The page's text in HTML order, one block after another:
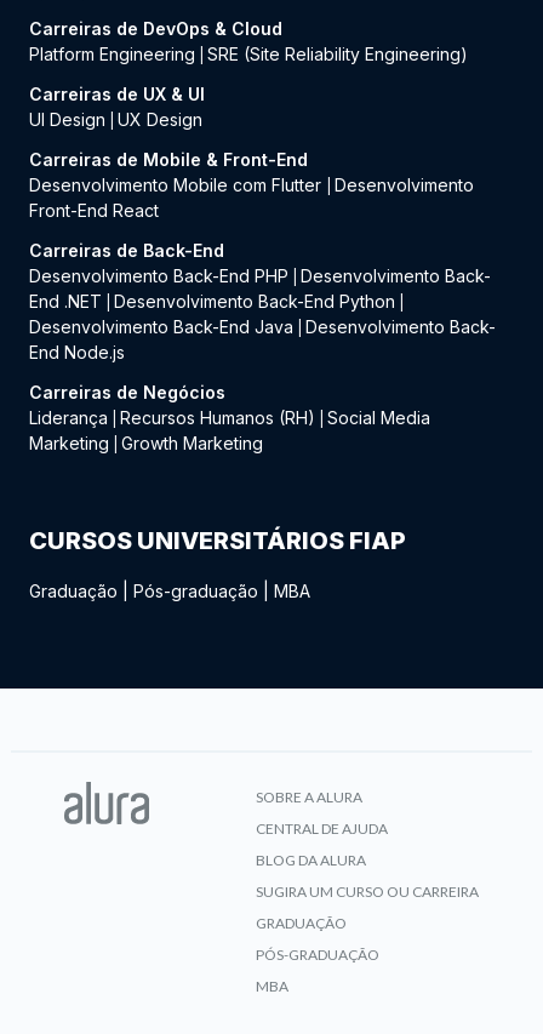
Carreiras de DevOps & Cloud
Platform Engineering
SRE (Site Reliability Engineering)
Carreiras de UX & UI
UI Design
UX Design
Carreiras de Mobile & Front-End
Desenvolvimento Mobile com Flutter
Desenvolvimento
Front-End React
Carreiras de Back-End
Desenvolvimento Back-End PHP
Desenvolvimento Back-
End .NET
Desenvolvimento Back-End Python
Desenvolvimento Back-End Java
Desenvolvimento Back-
End Node.js
Carreiras de Negócios
Liderança
Recursos Humanos (RH)
Social Media
Marketing
Growth Marketing
CURSOS UNIVERSITÁRIOS FIAP
Graduação Pós-graduação MBA
SOBRE A ALURA
CENTRAL DE AJUDA
BLOG DA ALURA
SUGIRA UM CURSO OU CARREIRA
GRADUAÇÃO
PÓS-GRADUAÇÃO
MBA